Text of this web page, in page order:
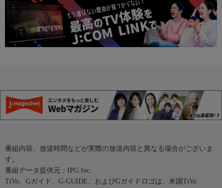
番組内容、放送時間などが実際の放送内容と異なる場合がございま
す。
番組データ提供元：IPG Inc.
TiVo、Gガイド、G-GUIDE、およびGガイドロゴは、米国TiVo